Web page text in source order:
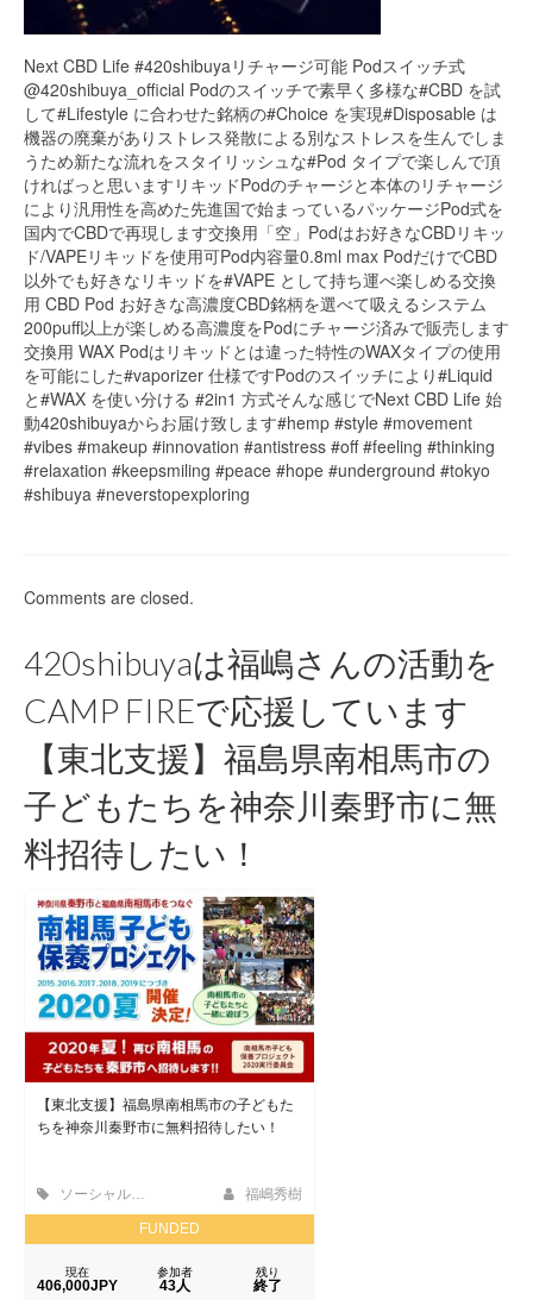
Next CBD Life #420shibuyaリチャージ可能 Podスイッチ式
@420shibuya_official Podのスイッチで素早く多様な#CBD を試
して#Lifestyle に合わせた銘柄の#Choice を実現#Disposable は
機器の廃棄がありストレス発散による別なストレスを生んでしま
うため新たな流れをスタイリッシュな#Pod タイプで楽しんで頂
ければっと思いますリキッドPodのチャージと本体のリチャージ
により汎用性を高めた先進国で始まっているパッケージPod式を
国内でCBDで再現します交換用「空」Podはお好きなCBDリキッ
ド/VAPEリキッドを使用可Pod内容量0.8ml max PodだけでCBD
以外でも好きなリキッドを#VAPE として持ち運べ楽しめる交換
用 CBD Pod お好きな高濃度CBD銘柄を選べて吸えるシステム
200puff以上が楽しめる高濃度をPodにチャージ済みで販売します
交換用 WAX Podはリキッドとは違った特性のWAXタイプの使用
を可能にした#vaporizer 仕様ですPodのスイッチにより#Liquid
と#WAX を使い分ける #2in1 方式そんな感じでNext CBD Life 始
動420shibuyaからお届け致します#hemp #style #movement
#vibes #makeup #innovation #antistress #off #feeling #thinking
#relaxation #keepsmiling #peace #hope #underground #tokyo
#shibuya #neverstopexploring
Comments are closed.
420shibuyaは福嶋さんの活動を
CAMP FIREで応援しています
【東北支援】福島県南相馬市の
子どもたちを神奈川秦野市に無
料招待したい！